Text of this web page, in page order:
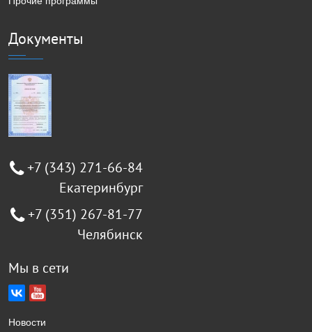
Документы
+7 (343) 271-66-84
Екатеринбург
+7 (351) 267-81-77
Челябинск
Мы в сети
Новости